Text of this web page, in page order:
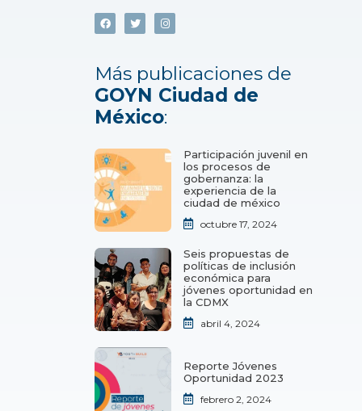
Más publicaciones de
GOYN Ciudad de
México:
Participación juvenil en
los procesos de
gobernanza: la
experiencia de la
ciudad de méxico
octubre 17, 2024
Seis propuestas de
políticas de inclusión
económica para
jóvenes oportunidad en
la CDMX
abril 4, 2024
Reporte Jóvenes
Oportunidad 2023
febrero 2, 2024